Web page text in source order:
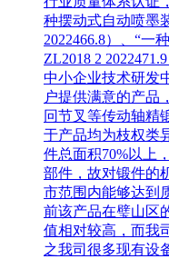
种摆动式自动喷墨
2022466.8）、“一
ZL2018 2
中小企业技术研发
户提供满意的产
冋节叉等传动轴精
于产品均为枝权类
件总面积70%以上
部件，故对锻件的
市范围内能够达到
前该产品在璧山区
值相对较高，而我
之我司很多现有设